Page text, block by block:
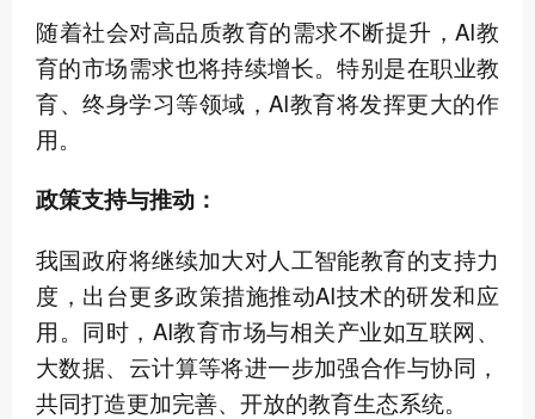
随着社会对高品质教育的需求不断提升，AI教
育的市场需求也将持续增长。特别是在职业教
育、终身学习等领域，AI教育将发挥更大的作
用。
政策支持与推动：
我国政府将继续加大对人工智能教育的支持力
度，出台更多政策措施推动AI技术的研发和应
用。同时，AI教育市场与相关产业如互联网、
大数据、云计算等将进一步加强合作与协同，
共同打造更加完善、开放的教育生态系统。